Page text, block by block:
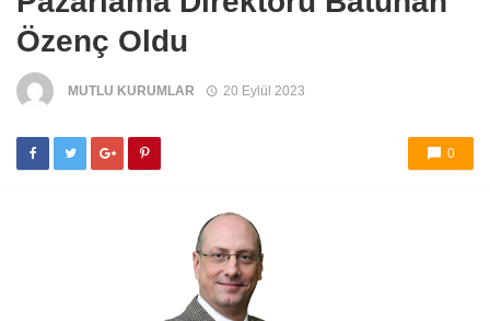
Özenç Oldu
MUTLU KURUMLAR 20 Eylül 2023
0